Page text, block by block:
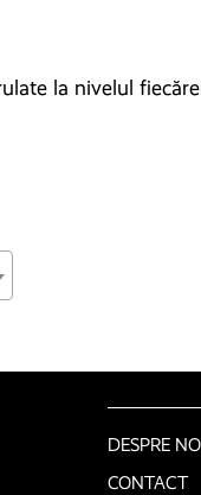
la nivelul
DESPRE
CONTACT